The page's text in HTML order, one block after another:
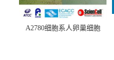
A2780细胞系人卵巢细胞